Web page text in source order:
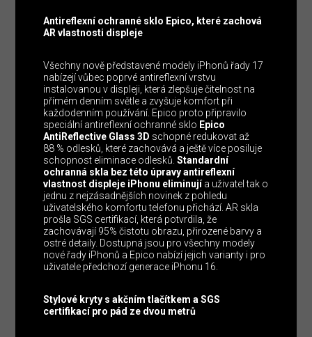
Antireflexní ochranné sklo Epico, které zachová
AR vlastnosti displeje
Všechny nově představené modely iPhonů řady 17
nabízejí vůbec poprvé antireflexní vrstvu
instalovanou v displeji, která zlepšuje čitelnost na
přímém denním světle a zvyšuje komfort při
každodenním používání. Epico proto připravilo
speciální antireflexní ochranné sklo Epico
AntiReflective Glass 3D schopné redukovat až
88 % odlesků, které zachovává a ještě více posiluje
schopnost eliminace odlesků.Standardní
ochranná skla bez této úpravy antireflexní
vlastnost displeje iPhonu eliminujía uživatel tak o
jednu z nejzásadnějších novinek z pohledu
uživatelského komfortu telefonu přichází. AR skla
prošla SGS certifikací, která potvrdila, že
zachovávají 95% čistotu obrazu, přirozené barvy a
ostré detaily. Dostupná jsou pro všechny modely
nové řady iPhonů a Epico nabízí jejich varianty i pro
uživatele předchozí generace iPhonu 16.
Stylové kryty s akčním tlačítkem a SGS
certifikací pro pád ze dvou metrů